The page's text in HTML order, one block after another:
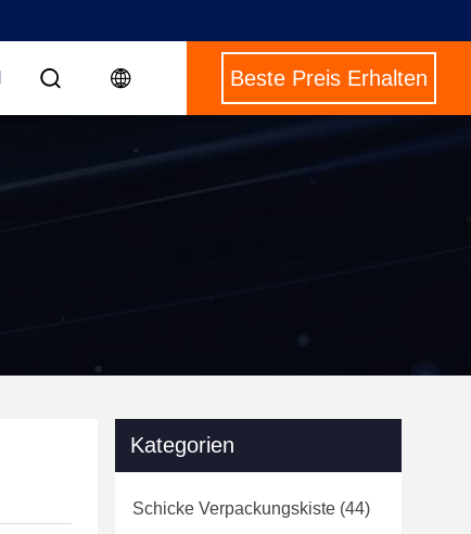
Beste Preis Erhalten
Kategorien
Schicke Verpackungskiste (44)